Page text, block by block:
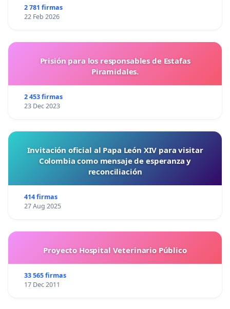
2 781 firmas
22 Feb 2026
Prisión para los responsables de Estafas
Piramidales.
2 453 firmas
23 Dec 2023
Invitación oficial al Papa León XIV para visitar
Colombia como mensaje de esperanza y
reconciliación
414 firmas
27 Aug 2025
Proyecto Hospital Veterinario Público
33 565 firmas
17 Dec 2011